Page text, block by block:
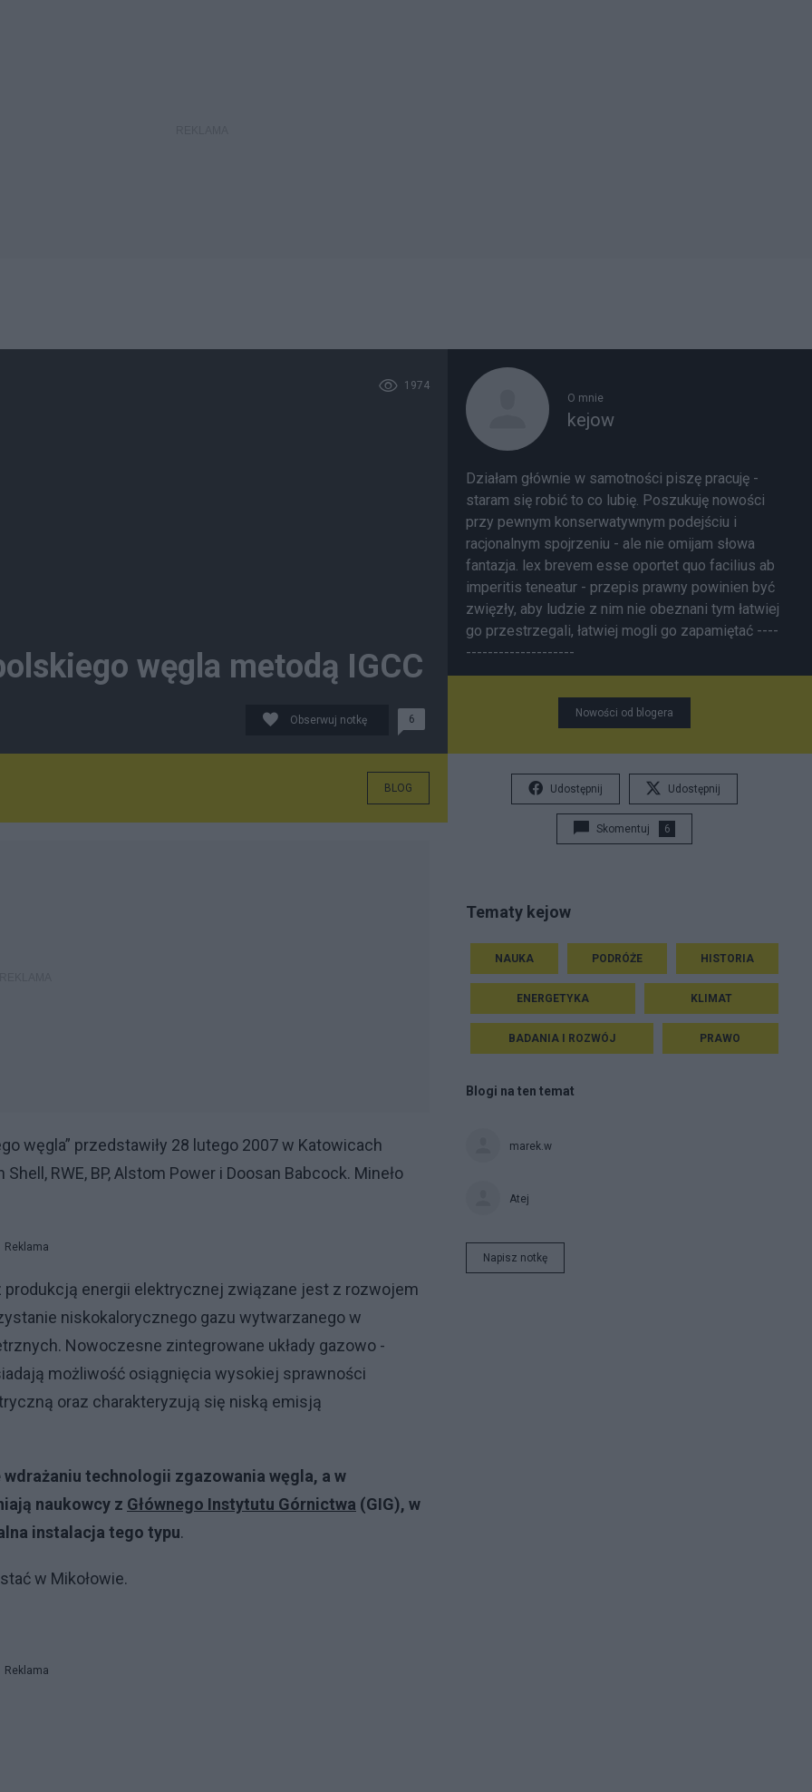
1974
węgla metodą IGCC
Obserwuj notkę 6
BLOG
węgla” przedstawiły 28 lutego 2007 w Katowicach
RWE, BP, Alstom Power i Doosan Babcock. Mineło
Reklama
energii elektrycznej związane jest z rozwojem
niskokalorycznego gazu wytwarzanego w
Nowoczesne zintegrowane układy gazowo -
możliwość osiągnięcia wysokiej sprawności
oraz charakteryzują się niską emisją
technologii zgazowania węgla, a w
naukowcy z Głównego Instytutu Górnictwa (GIG), w
instalacja tego typu.
w Mikołowie.
Reklama
O mnie
kejow
Działam głównie w samotności piszę pracuję -
staram się robić to co lubię. Poszukuję nowości
przy pewnym konserwatywnym podejściu i
racjonalnym spojrzeniu - ale nie omijam słowa
fantazja. lex brevem esse oportet quo facilius ab
imperitis teneatur - przepis prawny powinien być
zwięzły, aby ludzie z nim nie obeznani tym łatwiej
go przestrzegali, łatwiej mogli go zapamiętać ----
--------------------
Nowości od blogera
Udostępnij Udostępnij
Skomentuj 6
Tematy kejow
NAUKA PODRÓŻE HISTORIA
ENERGETYKA KLIMAT
BADANIA I ROZWÓJ PRAWO
Blogi na ten temat
marek.w
Atej
Napisz notkę